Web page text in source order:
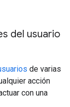
del usuario
de varias
acción
con una